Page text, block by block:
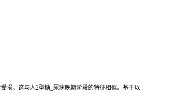
损，这与人2型糖_尿病晚期阶段的特征相似。基于以